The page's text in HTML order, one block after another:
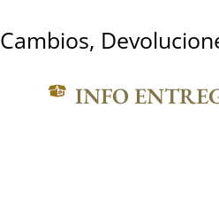
Cambios,
INFO